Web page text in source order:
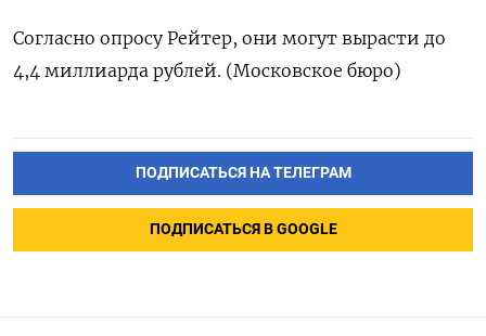
Согласно опросу Рейтер, они могут вырасти до
4,4 миллиарда рублей. (Московское бюро)
ПОДПИСАТЬСЯ НА ТЕЛЕГРАМ
ПОДПИСАТЬСЯ В GOOGLE